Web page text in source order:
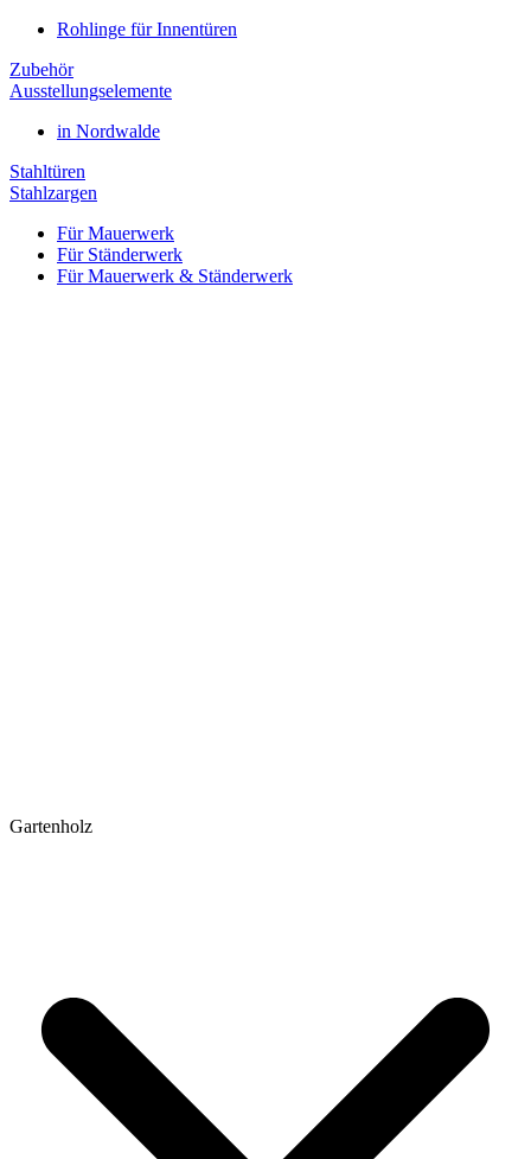
Rohlinge für Innentüren
Zubehör
Ausstellungselemente
in Nordwalde
Stahltüren
Stahlzargen
Für Mauerwerk
Für Ständerwerk
Für Mauerwerk & Ständerwerk
Gartenholz